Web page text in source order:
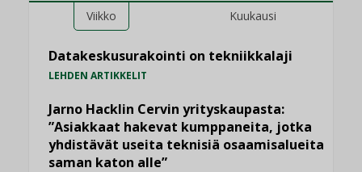
Viikko Kuukausi
Datakeskusurakointi on tekniikkalaji
LEHDEN ARTIKKELIT
Jarno Hacklin Cervin yrityskaupasta:
”Asiakkaat hakevat kumppaneita, jotka
yhdistävät useita teknisiä osaamisalueita
saman katon alle”